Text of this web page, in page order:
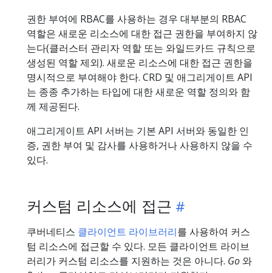
권한 부여에 RBAC를 사용하는 경우 대부분의 RBAC
역할은 새로운 리소스에 대한 접근 권한을 부여하지 않
는다(클러스터 관리자 역할 또는 와일드카드 규칙으로
생성된 역할 제외). 새로운 리소스에 대한 접근 권한을
명시적으로 부여해야 한다. CRD 및 애그리게이트 API
는 종종 추가하는 타입에 대한 새로운 역할 정의와 함
께 제공된다.
애그리게이트 API 서버는 기본 API 서버와 동일한 인
증, 권한 부여 및 감사를 사용하거나 사용하지 않을 수
있다.
커스텀 리소스에 접근
쿠버네티스 클라이언트 라이브러리를 사용하여 커스
텀 리소스에 접근할 수 있다. 모든 클라이언트 라이브
러리가 커스텀 리소스를 지원하는 것은 아니다. Go 와